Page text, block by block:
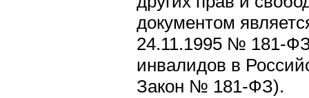
документом
24.11.1995 № 181-
инвалидов в
Закон № 181-ФЗ).